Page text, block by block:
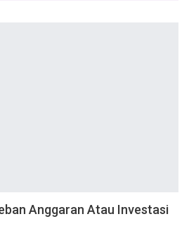
Anggaran Atau Investasi